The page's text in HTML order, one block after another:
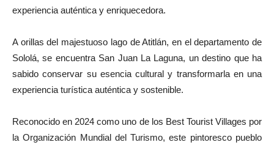
experiencia auténtica y enriquecedora.
A orillas del majestuoso lago de Atitlán, en el departamento de
Sololá, se encuentra San Juan La Laguna, un destino que ha
sabido conservar su esencia cultural y transformarla en una
experiencia turística auténtica y sostenible.
Reconocido en 2024 como uno de los Best Tourist Villages por
la Organización Mundial del Turismo, este pintoresco pueblo